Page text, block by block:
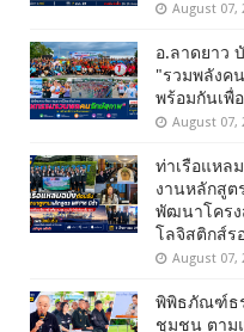
August 07,
อ.ลาดยาว
"รวมพลังค
พร้อมกันเพื่
August 07,
ท่าเรือแหล
งานหลักสูต
พัฒนาโครง
โลจิสติกส์ร
August 07,
พิพิธภัณฑ์ธ
ชุมชน ตาม